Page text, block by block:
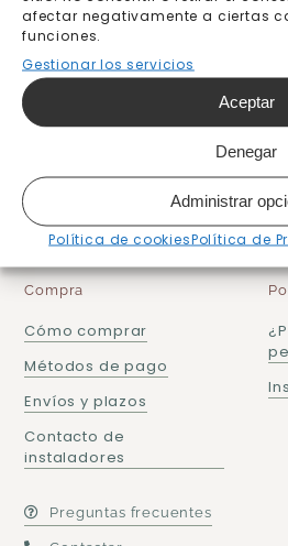
afectar negativamente a ciertas
funciones.
Gestionar los servicios
Aceptar
Denegar
Administrar
Política de cookiesPolítica de
Quiénes
Blog
Síguenos:
¿Cómo podemos ayudarte?
Compra
Cómo comprar
Métodos de pago
Envíos y plazos
Contacto de
instaladores
Preguntas frecuentes